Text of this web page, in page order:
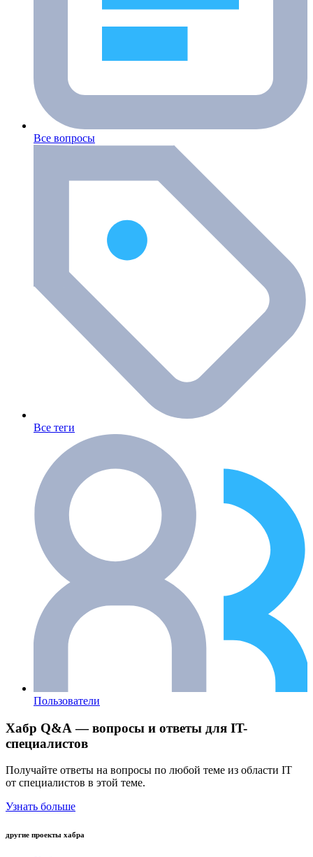
Все вопросы
Все теги
Пользователи
Хабр Q&A — вопросы и ответы для IT-
специалистов
Получайте ответы на вопросы по любой теме из области IT
от специалистов в этой теме.
Узнать больше
другие проекты хабра